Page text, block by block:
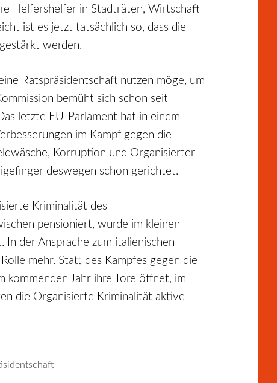
Helfershelfer in Stadträten, Wirtschaft
ist es jetzt tatsächlich so, dass die
werden.
Ratspräsidentschaft nutzen möge, um
bemüht sich schon seit
letzte EU-Parlament hat in einem
im Kampf gegen die
Korruption und Organisierter
deswegen schon gerichtet.
Kriminalität des
pensioniert, wurde im kleinen
der Ansprache zum italienischen
mehr. Statt des Kampfes gegen die
kommenden Jahr ihre Tore öffnet, im
die Organisierte Kriminalität aktive